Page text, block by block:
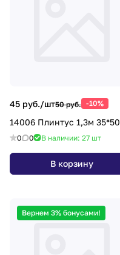
45 руб./шт50 руб. -10%
14006 Плинтус 1,3м 35*50
0 0 В наличии: 27 шт
В корзину
Вернем 3% бонусами!